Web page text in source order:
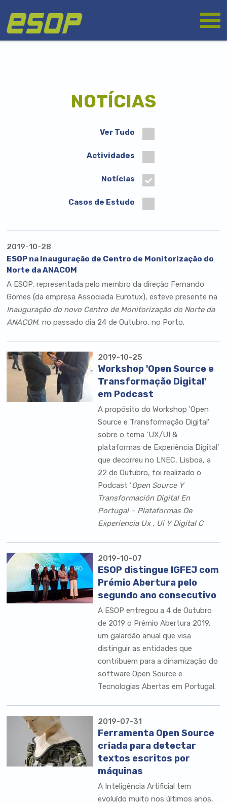
conteúdo
principal
NOTÍCIAS
Ver Tudo
Actividades
Notícias
Casos de Estudo
2019-10-28
ESOP na Inauguração de Centro de Monitorização do
Norte da ANACOM
A ESOP, representada pelo membro da direção Fernando
Gomes (da empresa Associada Eurotux), esteve presente na
Inauguração do novo Centro de Monitorização do Norte da
ANACOM, no passado dia 24 de Outubro, no Porto.
2019-10-25
Workshop 'Open Source e
Transformação Digital'
em Podcast
A propósito do Workshop 'Open
Source e Transformação Digital'
sobre o tema ‘UX/UI &
plataformas de Experiência Digital’
que decorreu no LNEC, Lisboa, a
22 de Outubro, foi realizado o
Podcast ‘Open Source Y
Transformación Digital En
Portugal – Plataformas De
Experiencia Ux , Ui Y Digital C
2019-10-07
ESOP distingue IGFEJ com
Prémio Abertura pelo
segundo ano consecutivo
A ESOP entregou a 4 de Outubro
de 2019 o Prémio Abertura 2019,
um galardão anual que visa
distinguir as entidades que
contribuem para a dinamização do
software Open Source e
Tecnologias Abertas em Portugal.
2019-07-31
Ferramenta Open Source
criada para detectar
textos escritos por
máquinas
A Inteligência Artificial tem
evoluído muito nos últimos anos,